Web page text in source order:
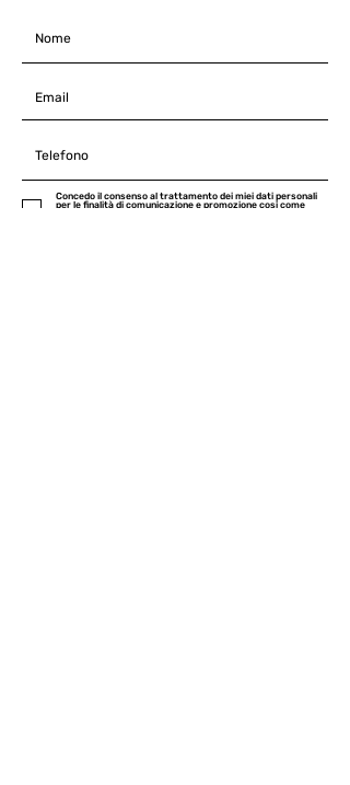
Concedo il consenso al trattamento dei miei dati personali
per le finalità di comunicazione e promozione cosi come